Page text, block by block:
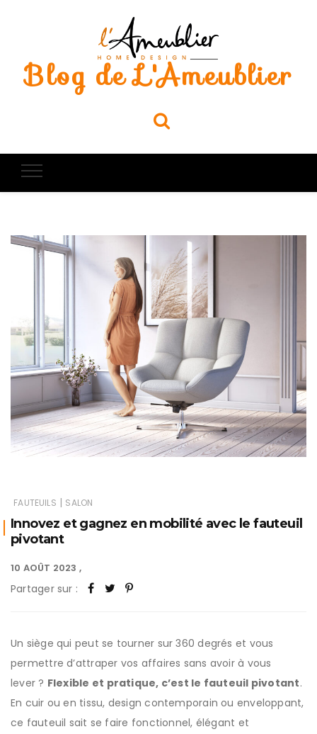
Blog de L'Ameublier
FAUTEUILS | SALON
Innovez et gagnez en mobilité avec le fauteuil
pivotant
10 AOÛT 2023
Partager sur :
Un siège qui peut se tourner sur 360 degrés et vous
permettre d’attraper vos affaires sans avoir à vous
lever ? Flexible et pratique, c’est le fauteuil pivotant.
En cuir ou en tissu, design contemporain ou enveloppant,
ce fauteuil sait se faire fonctionnel, élégant et